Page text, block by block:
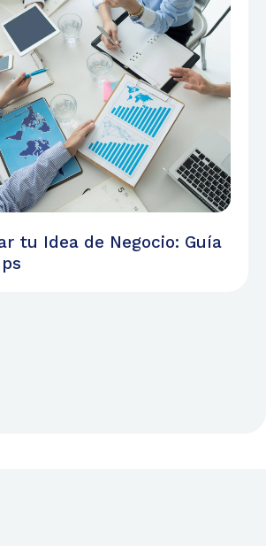
tu Idea de Negocio: Guía